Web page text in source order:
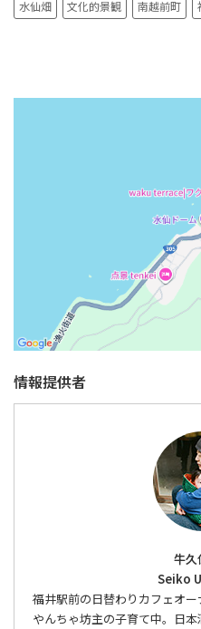
水仙畑 文化的景観 南越前町
情報提供者
牛久
Seiko
福井駅前の日替わりカフェオー
やんちゃ坊主の子育て中。日